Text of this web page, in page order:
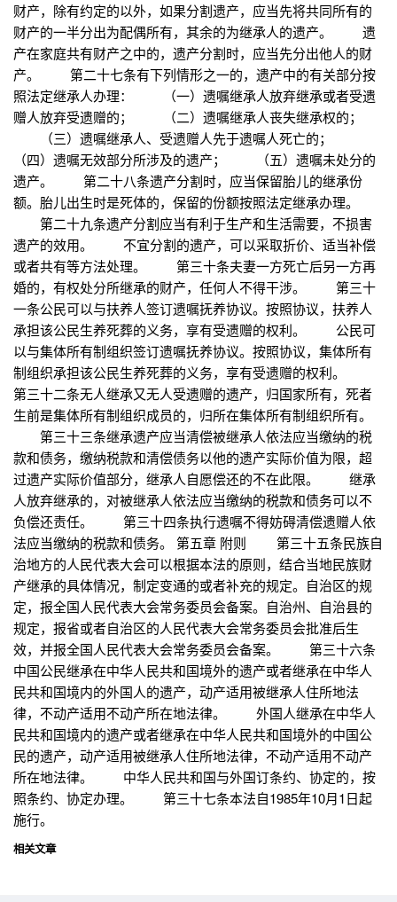
财产，除有约定的以外，如果分割遗产，应当先将共同所有的
财产的一半分出为配偶所有，其余的为继承人的遗产。 遗
产在家庭共有财产之中的，遗产分割时，应当先分出他人的财
产。 第二十七条有下列情形之一的，遗产中的有关部分按
照法定继承人办理： （一）遗嘱继承人放弃继承或者受遗
赠人放弃受遗赠的； （二）遗嘱继承人丧失继承权的；
（三）遗嘱继承人、受遗赠人先于遗嘱人死亡的；
（四）遗嘱无效部分所涉及的遗产； （五）遗嘱未处分的
遗产。 第二十八条遗产分割时，应当保留胎儿的继承份
额。胎儿出生时是死体的，保留的份额按照法定继承办理。
第二十九条遗产分割应当有利于生产和生活需要，不损害
遗产的效用。 不宜分割的遗产，可以采取折价、适当补偿
或者共有等方法处理。 第三十条夫妻一方死亡后另一方再
婚的，有权处分所继承的财产，任何人不得干涉。 第三十
一条公民可以与扶养人签订遗嘱抚养协议。按照协议，扶养人
承担该公民生养死葬的义务，享有受遗赠的权利。 公民可
以与集体所有制组织签订遗嘱抚养协议。按照协议，集体所有
制组织承担该公民生养死葬的义务，享有受遗赠的权利。
第三十二条无人继承又无人受遗赠的遗产，归国家所有，死者
生前是集体所有制组织成员的，归所在集体所有制组织所有。
第三十三条继承遗产应当清偿被继承人依法应当缴纳的税
款和债务，缴纳税款和清偿债务以他的遗产实际价值为限，超
过遗产实际价值部分，继承人自愿偿还的不在此限。 继承
人放弃继承的，对被继承人依法应当缴纳的税款和债务可以不
负偿还责任。 第三十四条执行遗嘱不得妨碍清偿遗赠人依
法应当缴纳的税款和债务。 第五章 附则 第三十五条民族自
治地方的人民代表大会可以根据本法的原则，结合当地民族财
产继承的具体情况，制定变通的或者补充的规定。自治区的规
定，报全国人民代表大会常务委员会备案。自治州、自治县的
规定，报省或者自治区的人民代表大会常务委员会批准后生
效，并报全国人民代表大会常务委员会备案。 第三十六条
中国公民继承在中华人民共和国境外的遗产或者继承在中华人
民共和国境内的外国人的遗产，动产适用被继承人住所地法
律，不动产适用不动产所在地法律。 外国人继承在中华人
民共和国境内的遗产或者继承在中华人民共和国境外的中国公
民的遗产，动产适用被继承人住所地法律，不动产适用不动产
所在地法律。 中华人民共和国与外国订条约、协定的，按
照条约、协定办理。 第三十七条本法自1985年10月1日起
施行。
相关文章